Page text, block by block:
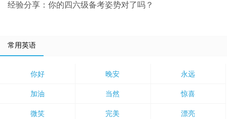
经验分享：你的四六级备考姿势对了吗？
常用英语
你好 晚安 永远
加油 当然 惊喜
微笑 完美 漂亮